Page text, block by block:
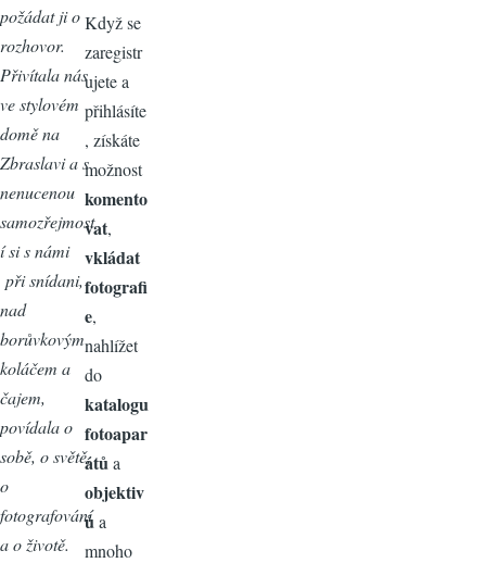
požádat ji o
rozhovor.
Přivítala nás
ve stylovém
domě na
Zbraslavi a s
nenucenou
samozřejmost
í si s námi
při snídani,
nad
borůvkovým
koláčem a
čajem,
povídala o
sobě, o světě,
o
fotografování
a o životě.
Když se
zaregistr
ujete a
přihlásíte
, získáte
možnost
komento
vat,
vkládat
fotografi
e,
nahlížet
do
katalogu
fotoapar
átů a
objektiv
ů a
mnoho